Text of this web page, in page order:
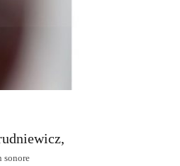
sonore